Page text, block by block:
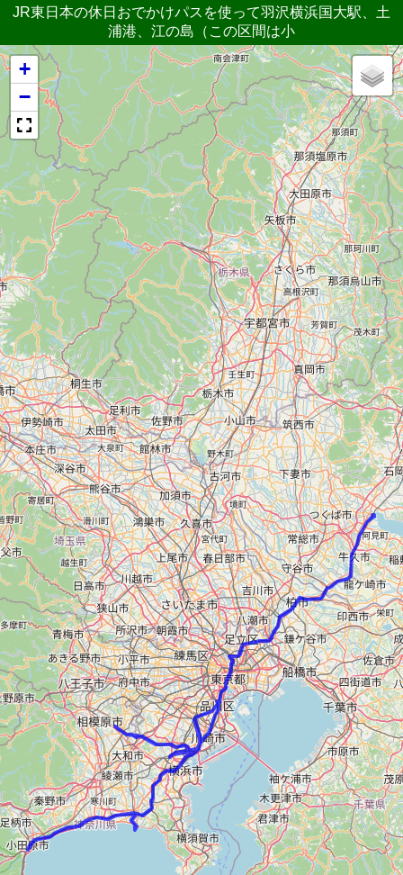
JR東日本の休日おでかけパスを使って羽沢横浜国大駅、土
浦港、江の島（この区間は小
+
−